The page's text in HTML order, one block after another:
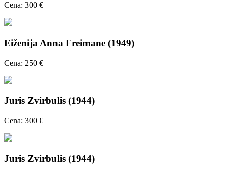
Cena: 300 €
Eiženija Anna Freimane (1949)
Cena: 250 €
Juris Zvirbulis (1944)
Cena: 300 €
Juris Zvirbulis (1944)